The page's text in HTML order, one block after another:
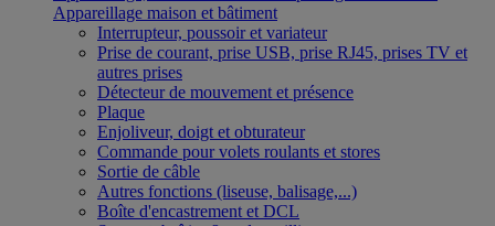
Appareillage maison et bâtiment
Interrupteur, poussoir et variateur
Prise de courant, prise USB, prise RJ45, prises TV et
autres prises
Détecteur de mouvement et présence
Plaque
Enjoliveur, doigt et obturateur
Commande pour volets roulants et stores
Sortie de câble
Autres fonctions (liseuse, balisage,...)
Boîte d'encastrement et DCL